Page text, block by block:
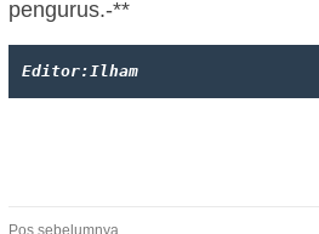
pengurus.-**
Editor:Ilham
Pos sebelumnya